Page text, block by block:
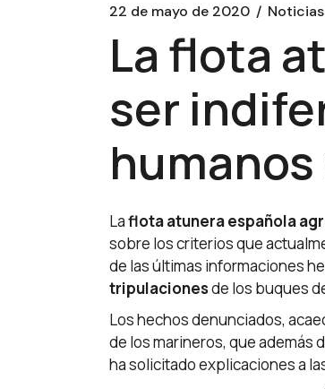
22 de mayo de 2020 Noticias
La flota
ser
Laflota atunera española
sobre los criterios que
de las últimas informaciones
tripulacionesde los buques
Los hechos denunciados,
de los marineros, que además
ha solicitado explicaciones a